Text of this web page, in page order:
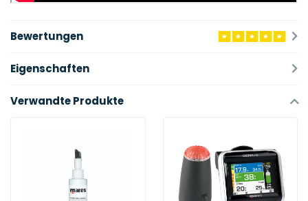
Bewertungen
Eigenschaften
Verwandte Produkte